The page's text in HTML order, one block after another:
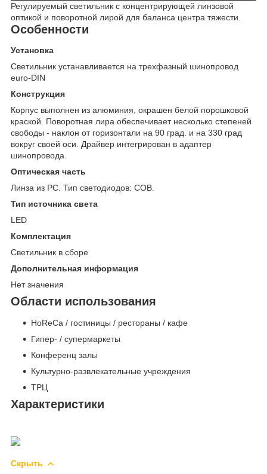
Регулируемый светильник с концентрирующей линзовой
оптикой и поворотной лирой для баланса центра тяжести.
Особенности
Установка
Светильник устанавливается на трехфазный шинопровод
euro-DIN
Конструкция
Корпус выполнен из алюминия, окрашен белой порошковой
краской. Поворотная лира обеспечивает несколько степеней
свободы - наклон от горизонтали на 90 град. и на 330 град
вокруг своей оси. Драйвер интегрирован в адаптер
шинопровода.
Оптическая часть
Линза из PC. Тип светодиодов: COB.
Тип источника света
LED
Комплектация
Светильник в сборе
Дополнительная информация
Нет значения
Области использования
HoReCa / гостиницы / рестораны / кафе
Гипер- / супермаркеты
Конференц залы
Культурно-развлекательные учреждения
ТРЦ
Характеристики
Скрыть